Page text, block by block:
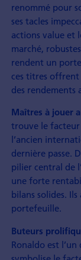
renommé pour
ses tacles
actions value et
marché,
rendent un
ces titres
des rendements
Maîtres à jouer
trouve le
l’ancien
dernière passe.
pilier central de
une forte
bilans solides.
portefeuille.
Buteurs
Ronaldo est